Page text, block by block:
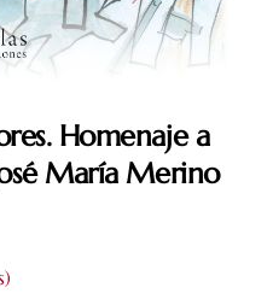
Homenaje a
María Merino